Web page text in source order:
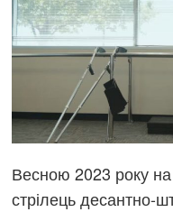
Весною 2023 року
стрілець десантно-